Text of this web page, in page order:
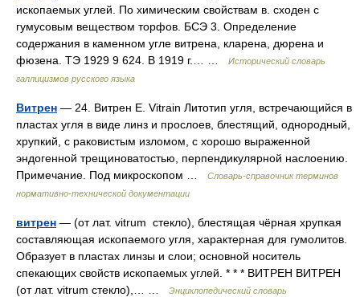
ископаемых углей. По химическим свойствам в. сходен с
гумусовым веществом торфов. БСЭ 3. Определение
содержания в каменном угле витрена, кларена, дюрена и
фюзена. ТЭ 1929 9 624. В 1919 г.… …
Исторический словарь
галлицизмов русского языка
Витрен — 24. Витрен E. Vitrain Литотип угля, встречающийся в
пластах угля в виде линз и прослоев, блестящий, однородный,
хрупкий, с раковистым изломом, с хорошо выраженной
эндогенной трещиноватостью, перпендикулярной наслоению.
Примечание. Под микроскопом …
Словарь-справочник терминов
нормативно-технической документации
витрен — (от лат. vitrum стекло), блестящая чёрная хрупкая
составляющая ископаемого угля, характерная для гумолитов.
Образует в пластах линзы и слои; основной носитель
спекающих свойств ископаемых углей. * * * ВИТРЕН ВИТРЕН
(от лат. vitrum стекло),… …
Энциклопедический словарь